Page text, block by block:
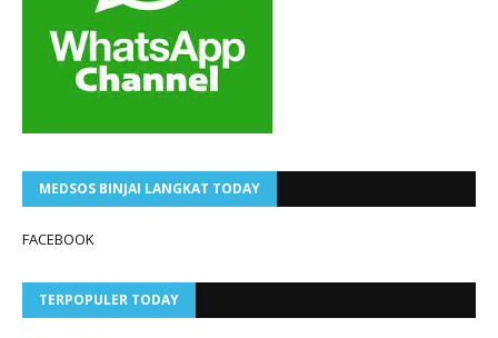
MEDSOS BINJAI LANGKAT TODAY
FACEBOOK
TERPOPULER TODAY